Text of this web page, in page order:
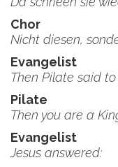
Chor
Nicht diesen,
Evangelist
Then Pilate said
Pilate
Then you are a
Evangelist
Jesus answered: